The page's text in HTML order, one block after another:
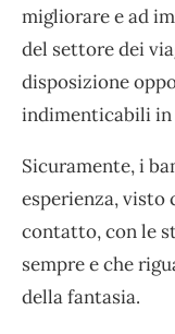
migliorare e ad
del settore dei
disposizione
indimenticabili in
Sicuramente, i
esperienza,
contatto, con le
sempre e che
della fantasia.